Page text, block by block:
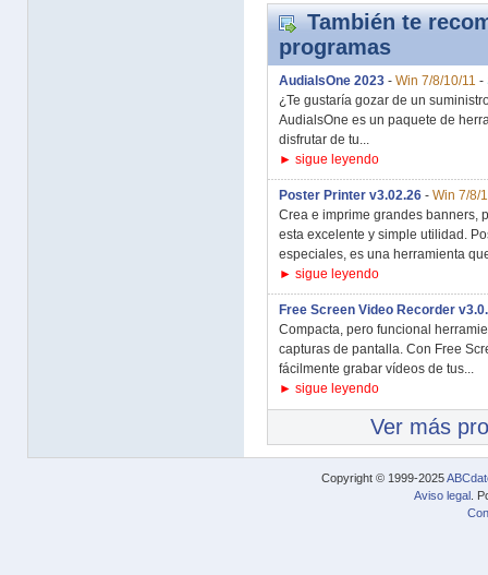
También te
programas
AudialsOne 2023 - Win 7/8/10/11 -
¿Te gustaría gozar de un
AudialsOne es un paquete de
disfrutar de tu...
► sigue leyendo
Poster Printer v3.02.26 - Win 7/8/
Crea e imprime grandes banners,
esta excelente y simple utilidad.
especiales, es una herramienta
► sigue leyendo
Free Screen Video Recorder
Compacta, pero funcional
capturas de pantalla. Con Free
fácilmente grabar vídeos de tus...
► sigue leyendo
Ver más
Copyright © 1999-2025
Aviso legal .